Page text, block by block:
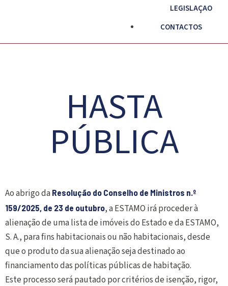
LEGISLAÇAO
CONTACTOS
HASTA
PÚBLICA
Ao abrigo da Resolução do Conselho de Ministros n.º
159/2025, de 23 de outubro, a ESTAMO irá proceder à
alienação de uma lista de imóveis do Estado e da ESTAMO,
S. A., para fins habitacionais ou não habitacionais, desde
que o produto da sua alienação seja destinado ao
financiamento das políticas públicas de habitação.
Este processo será pautado por critérios de isenção, rigor,